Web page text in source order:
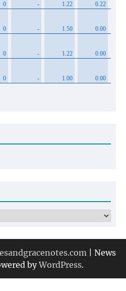
| News
byWordPress.